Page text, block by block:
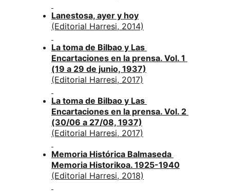
Lanestosa, ayer y hoy
(Editorial Harresi, 2014)
La toma de Bilbao y Las
Encartaciones en la prensa. Vol. 1
(19 a 29 de junio, 1937)
(Editorial Harresi, 2017)
La toma de Bilbao y Las
Encartaciones en la prensa. Vol. 2
(30/06 a 27/08, 1937)
(Editorial Harresi, 2017)
Memoria Histórica Balmaseda
Memoria Historikoa. 1925-1940
(Editorial Harresi, 2018)